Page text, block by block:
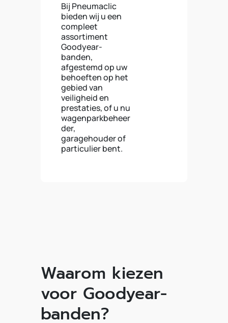
Bij Pneumaclic
bieden wij u een
compleet
assortiment
Goodyear-
banden,
afgestemd op uw
behoeften op het
gebied van
veiligheid en
prestaties, of u nu
wagenparkbeheer
der,
garagehouder of
particulier bent.
Waarom kiezen
voor Goodyear-
banden?